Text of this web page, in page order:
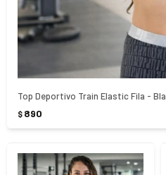
Top Deportivo Train Elastic Fila -
$ 890